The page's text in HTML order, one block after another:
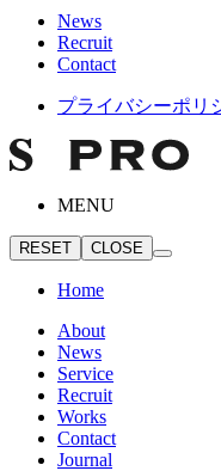
News
Recruit
Contact
プライバシーポリ
MENU
RESET CLOSE
Home
About
News
Service
Recruit
Works
Contact
Journal